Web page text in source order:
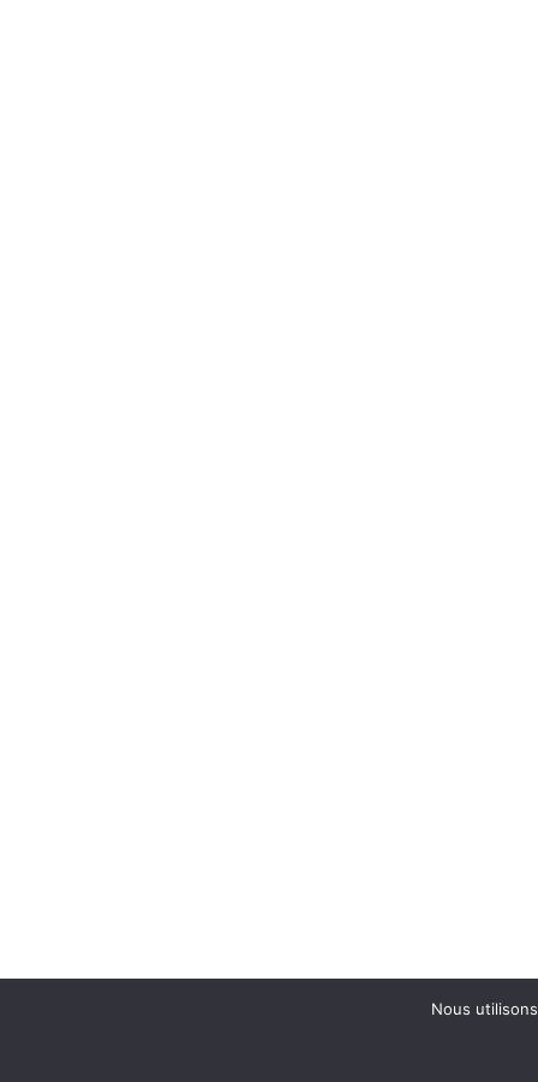
Nous